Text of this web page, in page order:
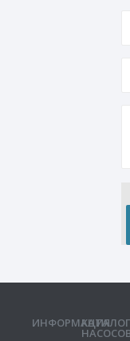
ИНФОРМАЦИЯ
КАТАЛОГ